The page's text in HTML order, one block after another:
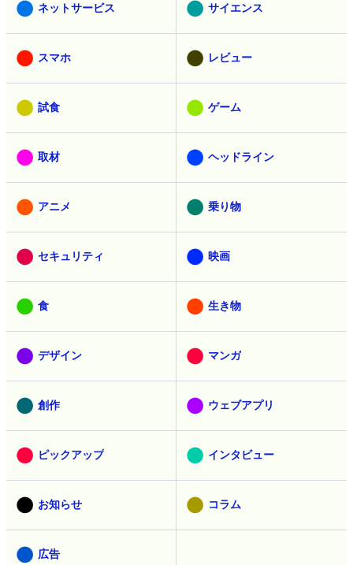
ネットサービス サイエンス
スマホ レビュー
試食 ゲーム
取材 ヘッドライン
アニメ 乗り物
セキュリティ 映画
食 生き物
デザイン マンガ
創作 ウェブアプリ
ピックアップ インタビュー
お知らせ コラム
広告